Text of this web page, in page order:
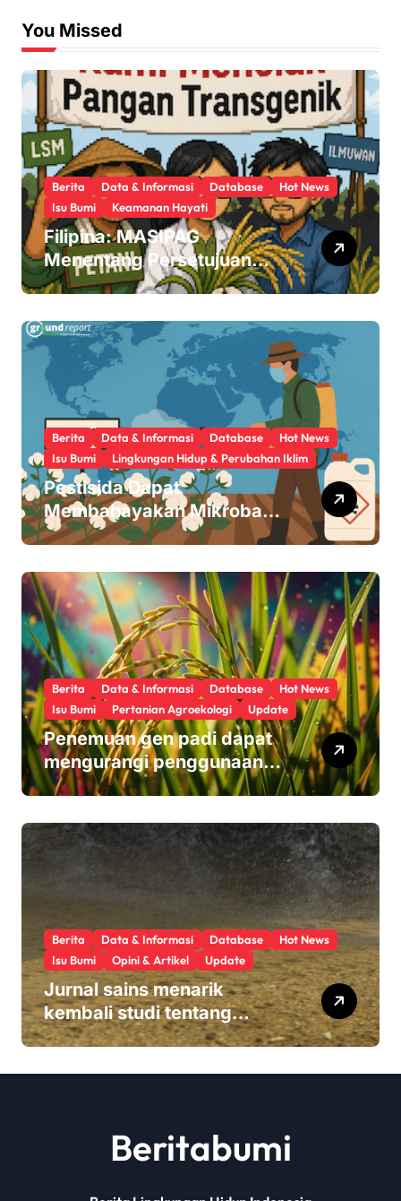
You Missed
Berita Data & Informasi Database
Hot News
Isu Bumi
Keamanan Hayati
Filipina: MASIPAG
Menentang Persetujuan
Beras Transgenik
Berita Data & Informasi Database
Hot News
Isu Bumi
Lingkungan Hidup & Perubahan Iklim
Pestisida Dapat
Membahayakan Mikroba
Usus Kita
Berita Data & Informasi Database
Hot News
Isu Bumi
Pertanian Agroekologi Update
Penemuan gen padi dapat
mengurangi penggunaan
pupuk sekaligus melindungi
Berita Data & Informasi Database
Hot News
Isu Bumi
Opini & Artikel Update
Jurnal sains menarik
kembali studi tentang
keamanan Monsanto
Beritabumi